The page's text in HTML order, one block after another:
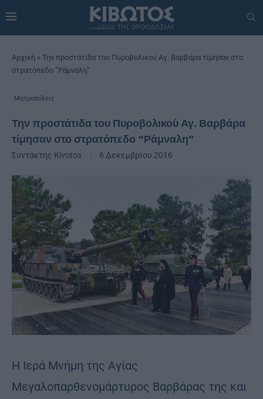
Αρχική » Την προστάτιδα του Πυροβολικού Αγ. Βαρβάρα τίμησαν στο
στρατόπεδο “Ράμναλη”
Μητροπόλεις
Την προστάτιδα του Πυροβολικού Αγ. Βαρβάρα
τίμησαν στο στρατόπεδο “Ράμναλη”
Συντάκτης Kivotos 6 Δεκεμβρίου 2016
Η Ιερά Μνήμη της Αγίας
Μεγαλοπαρθενομάρτυρος Βαρβάρας της και